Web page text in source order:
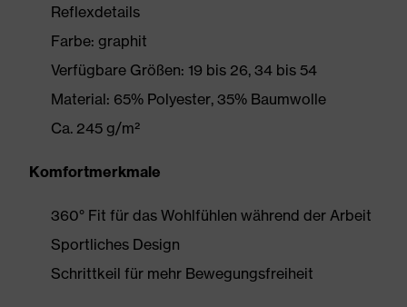
Reflexdetails
Farbe: graphit
Verfügbare Größen: 19 bis 26, 34 bis 54
Material: 65% Polyester, 35% Baumwolle
Ca. 245 g/m²
Komfortmerkmale
360° Fit für das Wohlfühlen während der Arbeit
Sportliches Design
Schrittkeil für mehr Bewegungsfreiheit